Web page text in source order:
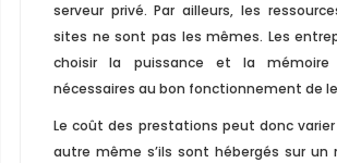
serveur privé. Par ailleurs, les
sites ne sont pas les mêmes. Les
choisir la puissance et la mémoire
nécessaires au bon fonctionnement de
Le coût des prestations peut donc varier
autre même s’ils sont hébergés sur un